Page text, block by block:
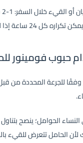
24 ساعة إذا لزم الأمر
حبوب فومينور
وفقًا للجرعة المحددة من
الحوامل؛ ينصح
لأن الحامل تتعرض للقيء